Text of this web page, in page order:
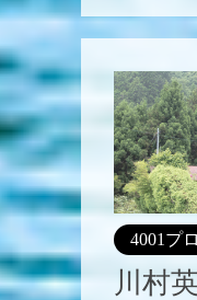
4001プ
川村